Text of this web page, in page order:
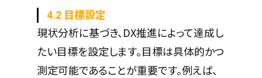
4.2 目標設定
現状分析に基づき、DX推進によって達成し
たい目標を設定します。目標は具体的かつ
測定可能であることが重要です。例えば、